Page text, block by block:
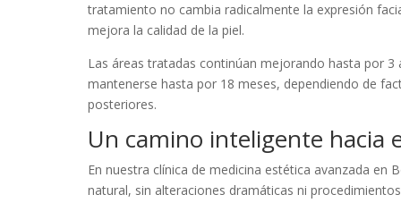
tratamiento no cambia radicalmente la expresión
mejora la calidad de la piel.
Las áreas tratadas continúan mejorando hasta por
mantenerse hasta por 18 meses, dependiendo de
posteriores.
Un camino inteligente hacia
En nuestra clínica de medicina estética avanzada
natural, sin alteraciones dramáticas ni